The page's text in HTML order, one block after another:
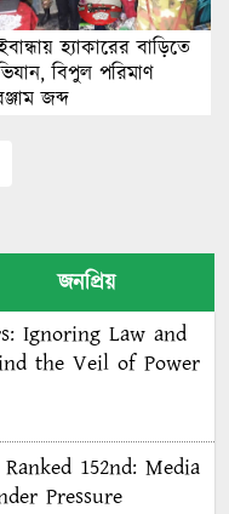
হ্যাকারের বাড়িতে
বিপুল পরিমাণ
জব্দ
জনপ্রিয়
Ignoring Law and
the Veil of Power
152nd: Media
Pressure